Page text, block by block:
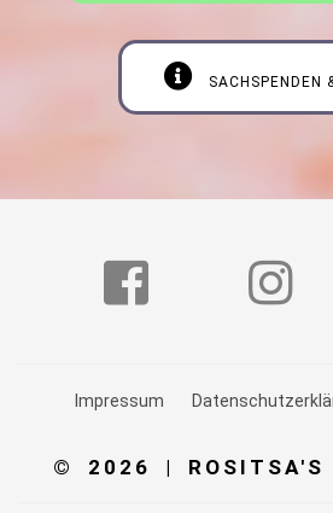
SACHSPENDEN
Impressum
© 2026 | ROSITSA'S